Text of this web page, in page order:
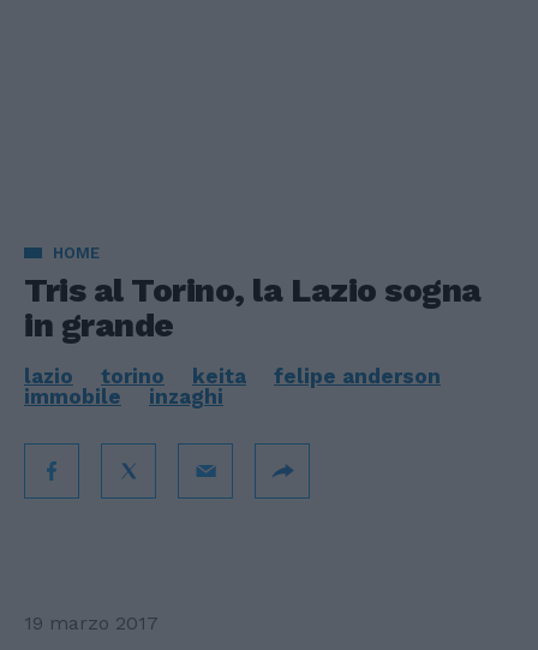
HOME
Tris al Torino, la Lazio sogna
in grande
lazio torino keita
felipe anderson
immobile
inzaghi
19 marzo 2017